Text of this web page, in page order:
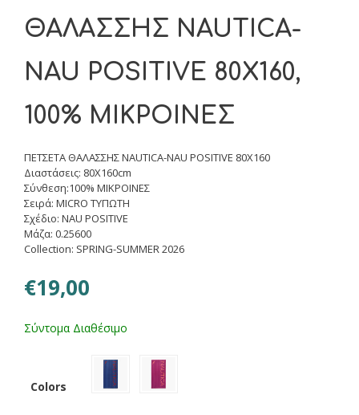
ΘΑΛΑΣΣΗΣ NAUTICA-
NAU POSITIVE 80X160,
100% ΜΙΚΡΟΙΝΕΣ
ΠΕΤΣΕΤΑ ΘΑΛΑΣΣΗΣ NAUTICA-NAU POSITIVE 80X160
Διαστάσεις: 80X160cm
Σύνθεση:100% ΜΙΚΡΟΙΝΕΣ
Σειρά: MICRO ΤΥΠΩΤΗ
Σχέδιο: NAU POSITIVE
Μάζα: 0.25600
Collection: SPRING-SUMMER 2026
€19,00
Σύντομα Διαθέσιμο
Colors